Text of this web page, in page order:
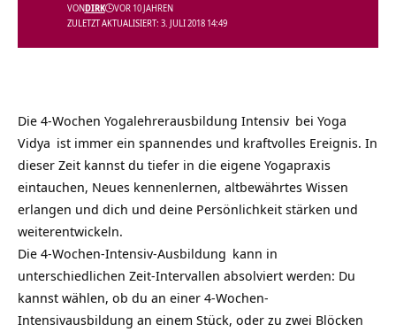
ZULETZT AKTUALISIERT: 3. JULI 2018 14:49
VONDIRK VOR 10 JAHREN
Die 4-Wochen Yogalehrerausbildung Intensiv bei Yoga
Vidya ist immer ein spannendes und kraftvolles Ereignis. In
dieser Zeit kannst du tiefer in die eigene Yogapraxis
eintauchen, Neues kennenlernen, altbewährtes Wissen
erlangen und dich und deine Persönlichkeit stärken und
weiterentwickeln.
Die 4-Wochen-Intensiv-Ausbildung kann in
unterschiedlichen Zeit-Intervallen absolviert werden: Du
kannst wählen, ob du an einer 4-Wochen-
Intensivausbildung an einem Stück, oder zu zwei Blöcken